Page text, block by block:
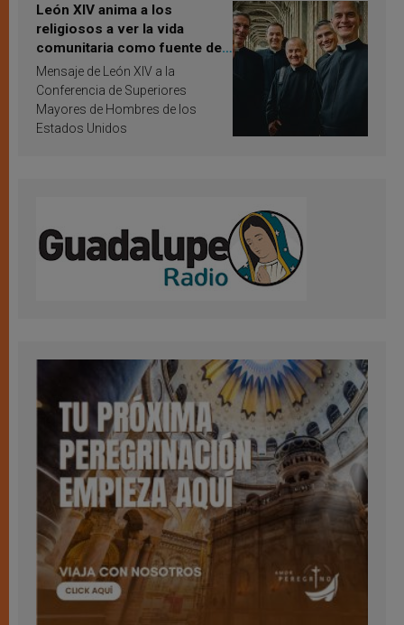
León XIV anima a los
religiosos a ver la vida
comunitaria como fuente de
inspiración y santificación
Mensaje de León XIV a la
Conferencia de Superiores
Mayores de Hombres de los
Estados Unidos